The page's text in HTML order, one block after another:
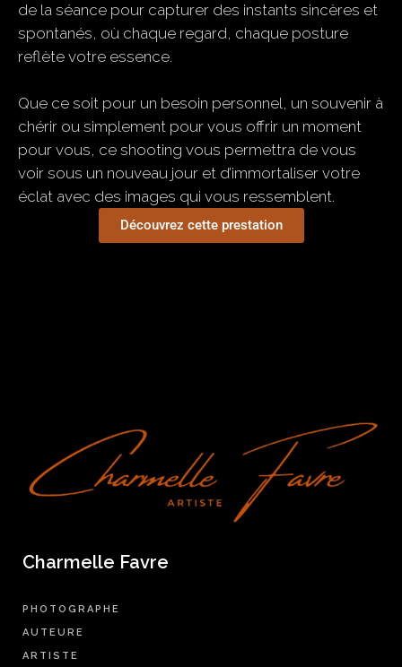
de la séance pour capturer des instants sincères et
spontanés, où chaque regard, chaque posture
reflète votre essence.
Que ce soit pour un besoin personnel, un souvenir à
chérir ou simplement pour vous offrir un moment
pour vous, ce shooting vous permettra de vous
voir sous un nouveau jour et d’immortaliser votre
éclat avec des images qui vous ressemblent.
Découvrez cette prestation
Charmelle Favre
PHOTOGRAPHE
AUTEURE
ARTISTE